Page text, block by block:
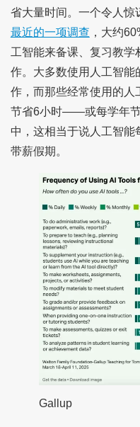
省大量时间。一个令人惊
最近的一项调查 ，大约
工智能来备课、复习教学
作。大多数使用人工智能
作，而那些经常使用的人
节省6小时——或每学年
中，这相当于说人工智能
带薪假期。
Gallup